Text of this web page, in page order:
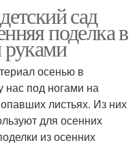
сад
поделка в
руками
осенью в
нас под ногами на
листьях. Из них
для осенних
из осенних